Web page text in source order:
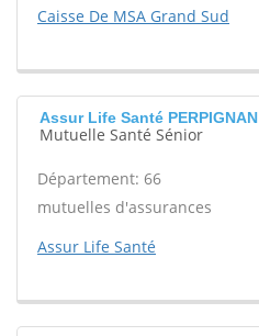
Caisse De MSA Grand Sud
Assur Life Santé PERPIGNAN
Mutuelle Santé Sénior
Département: 66
mutuelles d'assurances
Assur Life Santé